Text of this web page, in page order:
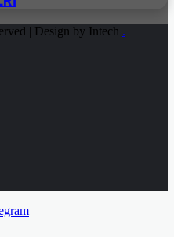
| Design by Intech .